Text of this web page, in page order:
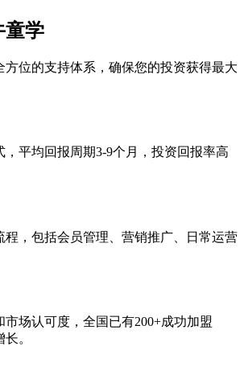
童学
方位的支持体系，确保您的投资获得最大
平均回报周期3-9个月，投资回报率高
程，包括会员管理、营销推广、日常运营
场认可度，全国已有200+成功加盟
。